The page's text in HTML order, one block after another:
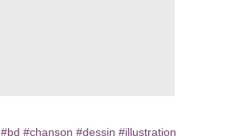
#bd #chanson #dessin #illustration